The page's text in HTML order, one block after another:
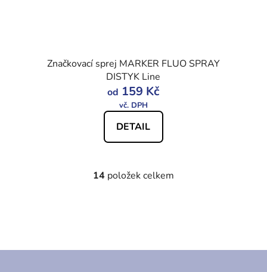
Značkovací sprej MARKER FLUO SPRAY
DISTYK Line
od 159 Kč
DETAIL
O
a
14 položek celkem